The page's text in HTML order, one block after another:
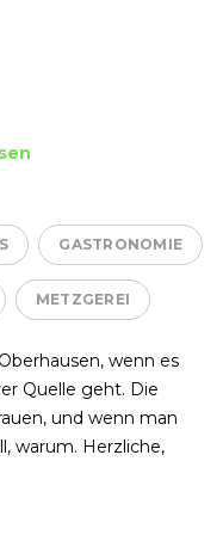
GASTRONOMIE
METZGEREI
wenn es
Quelle geht. Die
und wenn man
warum. Herzliche,